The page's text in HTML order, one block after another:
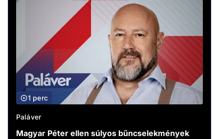
1 perc
Paláver
Magyar Péter ellen súlyos bűncselekmények